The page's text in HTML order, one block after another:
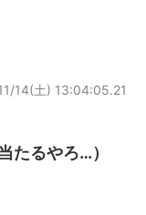
14(土) 13:04:05.21
たるやろ…）